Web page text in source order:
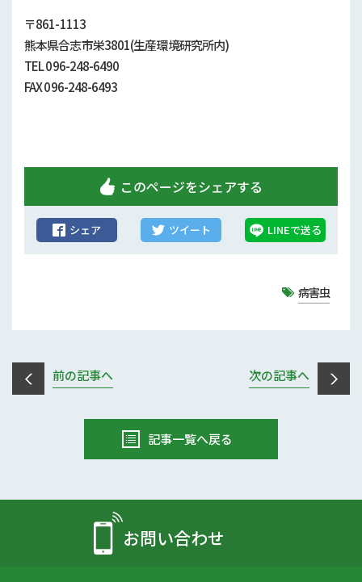
〒861-1113
熊本県合志市栄3801(生産環境研究所内)
TEL 096-248-6490
FAX 096-248-6493
このページをシェアする
シェア ツイート LINEで送る
病害虫
前の記事へ 次の記事へ
記事一覧へ戻る
農家紹介
農業コンクール大会
お問い合わせ